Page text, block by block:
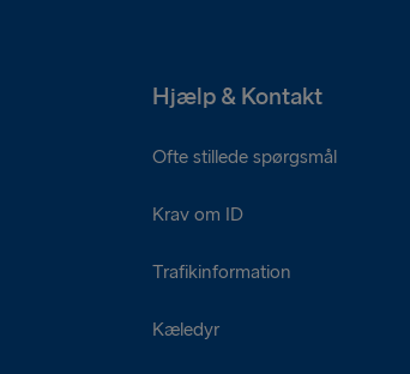
Hjælp & Kontakt
Ofte stillede spørgsmål
Krav om ID
Trafikinformation
Kæledyr